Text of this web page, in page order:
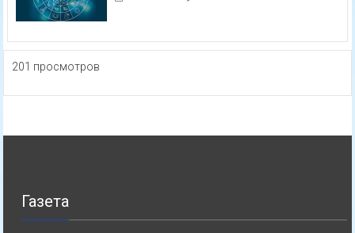
201 просмотров
Газета